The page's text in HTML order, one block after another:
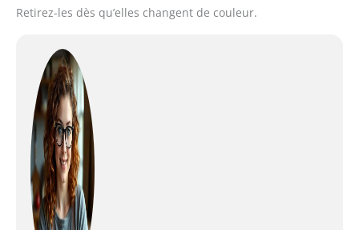
Retirez-les dès qu’elles changent de couleur.